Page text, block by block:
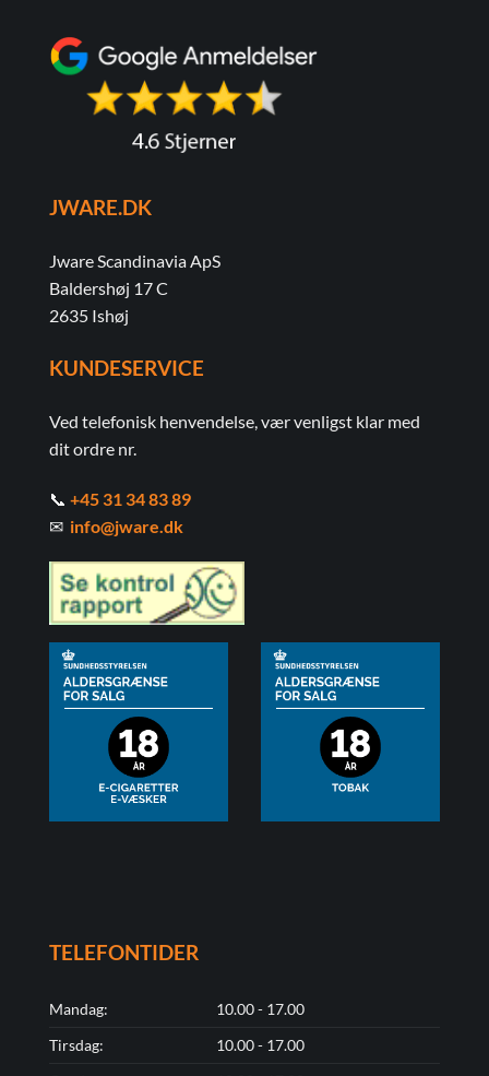
JWARE.DK
Jware Scandinavia ApS
Baldershøj 17 C
2635 Ishøj
KUNDESERVICE
Ved telefonisk henvendelse, vær venligst klar med
dit ordre nr.
📞 +45 31 34 83 89
✉ info@jware.dk
TELEFONTIDER
Mandag:
10.00 - 17.00
Tirsdag:
10.00 - 17.00